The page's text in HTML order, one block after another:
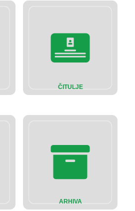
ČITULJE
ARHIVA